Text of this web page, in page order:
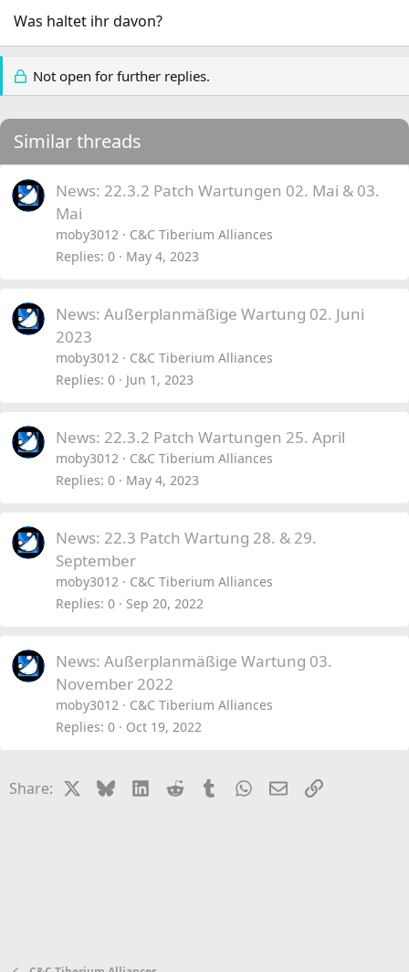
Was haltet ihr davon?
Not open for further replies.
Similar threads
News: 22.3.2 Patch Wartungen 02. Mai & 03.
Mai
moby3012
C&C Tiberium Alliances
Replies 0 May 4, 2023
News: Außerplanmäßige Wartung 02. Juni
2023
moby3012
C&C Tiberium Alliances
Replies 0 Jun 1, 2023
News: 22.3.2 Patch Wartungen 25. April
moby3012
C&C Tiberium Alliances
Replies 0 May 4, 2023
News: 22.3 Patch Wartung 28. & 29.
September
moby3012
C&C Tiberium Alliances
Replies 0 Sep 20, 2022
News: Außerplanmäßige Wartung 03.
November 2022
moby3012
C&C Tiberium Alliances
Replies 0 Oct 19, 2022
Share: BlueskyLinkedIn
Reddit TumblrWhatsApp
EmailLink